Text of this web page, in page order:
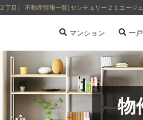
目） 不動産情報一覧| センチュリー２１エージ
マンション 一
物